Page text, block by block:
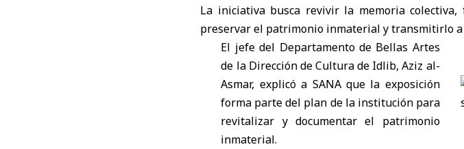
La iniciativa busca revivir la memoria
preservar el patrimonio inmaterial y transmitirlo
El jefe del Departamento de Bellas Artes
de la Dirección de Cultura de Idlib, Aziz al-
Asmar, explicó a SANA que la exposición
forma parte del plan de la institución para
revitalizar y documentar el patrimonio
inmaterial.